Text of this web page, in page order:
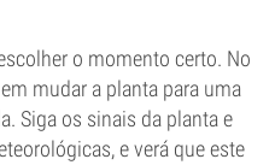
o momento certo. No
mudar a planta para uma
Siga os sinais da planta e
e verá que este